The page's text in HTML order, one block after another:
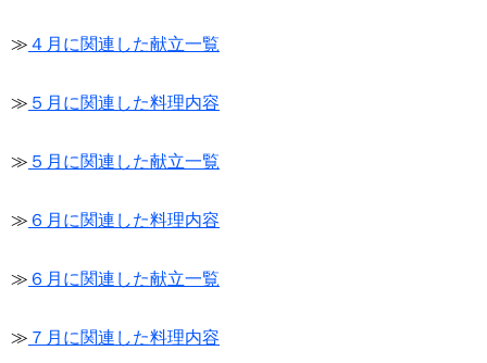
≫ ４月に関連した献立一覧
≫ ５月に関連した料理内容
≫ ５月に関連した献立一覧
≫ ６月に関連した料理内容
≫ ６月に関連した献立一覧
≫ ７月に関連した料理内容